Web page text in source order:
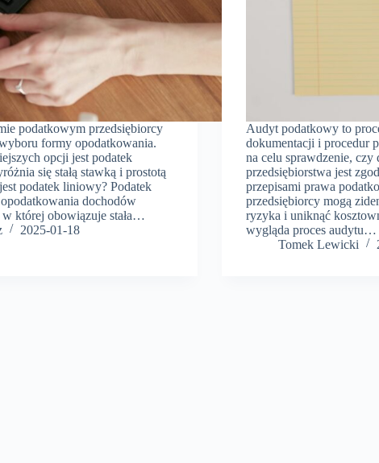
podatkowym przedsiębiorcy
formy opodatkowania.
opcji jest podatek
się stałą stawką i prostotą
podatek liniowy? Podatek
dochodów
której obowiązuje stała…
2025-01-18
Audyt podatkowy to
dokumentacji i procedur
na celu sprawdzenie, czy
przedsiębiorstwa jest
przepisami prawa
przedsiębiorcy mogą
ryzyka i uniknąć
wygląda proces audytu…
Tomek Lewicki